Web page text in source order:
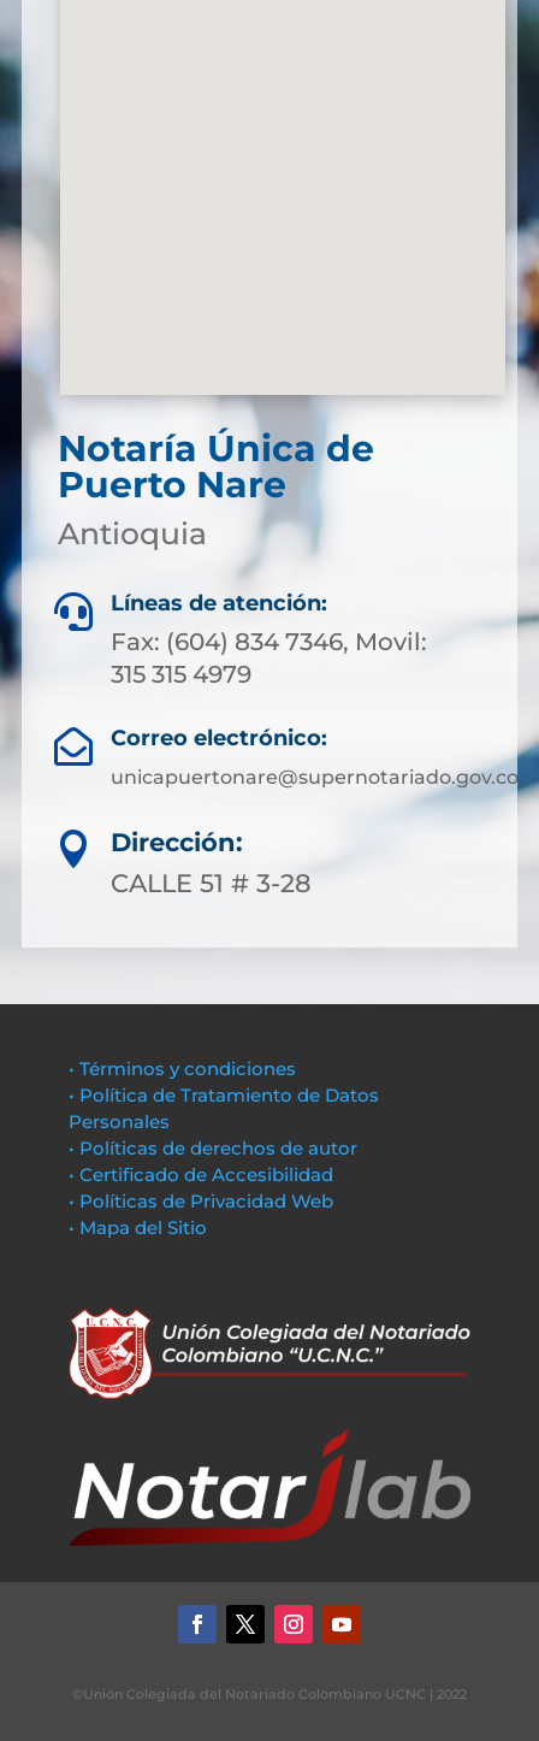
Notaría Única de
Puerto Nare
Antioquia
 Líneas de atención:
Fax: (604) 834 7346, Movil:
315 315 4979
 Correo electrónico:
unicapuertonare@supernotariado.gov.co

Dirección:
CALLE 51 # 3-28
• Términos y condiciones
• Política de Tratamiento de Datos
Personales
• Políticas de derechos de autor
• Certificado de Accesibilidad
• Políticas de Privacidad Web
• Mapa del Sitio
©Unión Colegiada del Notariado Colombiano UCNC | 2022